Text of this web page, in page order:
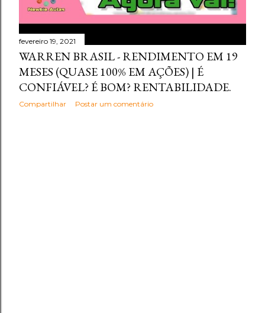
fevereiro 19, 2021
WARREN BRASIL - RENDIMENTO EM 19
MESES (QUASE 100% EM AÇÕES) | É
CONFIÁVEL? É BOM? RENTABILIDADE.
Compartilhar Postar um comentário